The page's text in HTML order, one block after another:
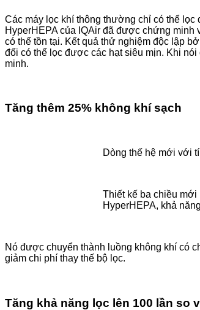
Các máy lọc khí thông thường chỉ có thể
HyperHEPA của IQAir đã được chứng minh
có thể tồn tại. Kết quả thử nghiệm độc lập
đối có thể lọc được các hạt siêu mịn. Khi
minh.
Tăng thêm 25% không khí sạch
Dòng thế hệ mới với
Thiết kế ba chiều
HyperHEPA, khả
Nó được chuyển thành luồng không khí có
giảm chi phí thay thế bộ lọc.
Tăng khả năng lọc lên 100 lần so